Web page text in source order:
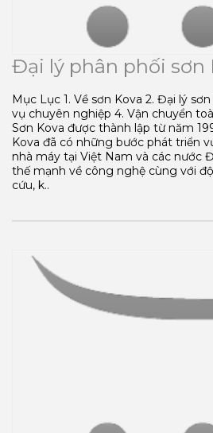
Đại lý phân phối sơn
Mục Lục 1. Về sơn Kova 2. Đại lý
vụ chuyên nghiệp 4. Vận chuyển
Sơn Kova được thành lập từ năm
Kova đã có những bước phát triển
nhà máy tại Việt Nam và các nước
thế mạnh về công nghệ cùng với
cứu, k..